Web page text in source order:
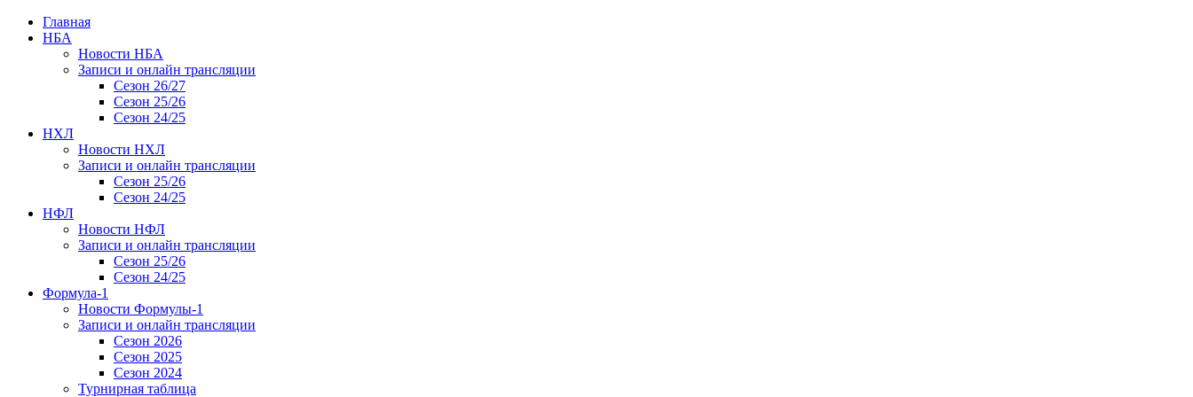
Главная
НБА
Новости НБА
Записи и онлайн трансляции
Сезон 26/27
Сезон 25/26
Сезон 24/25
НХЛ
Новости НХЛ
Записи и онлайн трансляции
Сезон 25/26
Сезон 24/25
НФЛ
Новости НФЛ
Записи и онлайн трансляции
Сезон 25/26
Сезон 24/25
Формула-1
Новости Формулы-1
Записи и онлайн трансляции
Сезон 2026
Сезон 2025
Сезон 2024
Турнирная таблица